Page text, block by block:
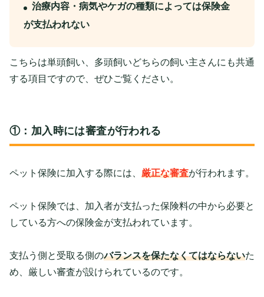
治療内容・病気やケガの種類によっては保険金
が支払われない
こちらは単頭飼い、多頭飼いどちらの飼い主さんにも共通
する項目ですので、ぜひご覧ください。
①：加入時には審査が行われる
ペット保険に加入する際には、 厳正な審査が行われます。
ペット保険では、加入者が支払った保険料の中から必要と
している方への保険金が支払われています。
支払う側と受取る側のバランスを保たなくてはならないた
め、厳しい審査が設けられているのです。